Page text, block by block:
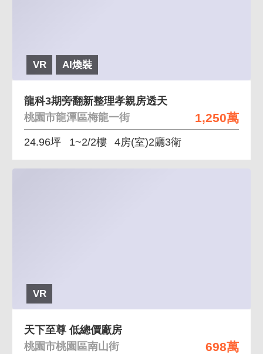
VR AI煥裝
1,250萬
龍科3期旁翻新整理孝親房透天
桃園市龍潭區梅龍一街
24.96坪 1~2/2樓 4房(室)2廳3衛
VR
698萬
天下至尊 低總價廠房
桃園市桃園區南山街